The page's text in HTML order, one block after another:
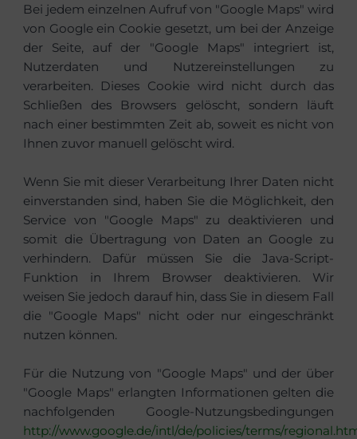
Bei jedem einzelnen Aufruf von "Google Maps" wird
von Google ein Cookie gesetzt, um bei der Anzeige
der Seite, auf der "Google Maps" integriert ist,
Nutzerdaten und Nutzereinstellungen zu
verarbeiten. Dieses Cookie wird nicht durch das
Schließen des Browsers gelöscht, sondern läuft
nach einer bestimmten Zeit ab, soweit es nicht von
Ihnen zuvor manuell gelöscht wird.
Wenn Sie mit dieser Verarbeitung Ihrer Daten nicht
einverstanden sind, haben Sie die Möglichkeit, den
Service von "Google Maps" zu deaktivieren und
somit die Übertragung von Daten an Google zu
verhindern. Dafür müssen Sie die Java-Script-
Funktion in Ihrem Browser deaktivieren. Wir
weisen Sie jedoch darauf hin, dass Sie in diesem Fall
die "Google Maps" nicht oder nur eingeschränkt
nutzen können.
Für die Nutzung von "Google Maps" und der über
"Google Maps" erlangten Informationen gelten die
nachfolgenden Google-Nutzungsbedingungen
http://www.google.de/intl/de/policies/terms/